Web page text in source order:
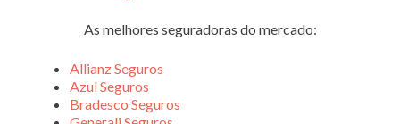
As melhores seguradoras do mercado:
Allianz Seguros
Azul Seguros
Bradesco Seguros